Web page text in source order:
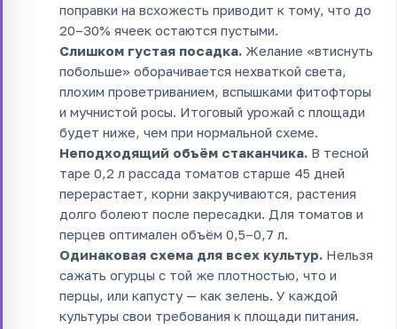
поправки на всхожесть приводит к тому, что до
20–30% ячеек остаются пустыми.
Слишком густая посадка. Желание «втиснуть
побольше» оборачивается нехваткой света,
плохим проветриванием, вспышками фитофторы
и мучнистой росы. Итоговый урожай с площади
будет ниже, чем при нормальной схеме.
Неподходящий объём стаканчика. В тесной
таре 0,2 л рассада томатов старше 45 дней
перерастает, корни закручиваются, растения
долго болеют после пересадки. Для томатов и
перцев оптимален объём 0,5–0,7 л.
Одинаковая схема для всех культур. Нельзя
сажать огурцы с той же плотностью, что и
перцы, или капусту — как зелень. У каждой
культуры свои требования к площади питания.